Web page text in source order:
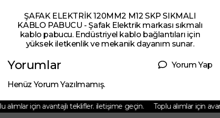
ŞAFAK ELEKTRİK 120MM2 M12 SKP SIKMALI
KABLO PABUCU - Şafak Elektrik markası sıkmalı
kablo pabucu. Endüstriyel kablo bağlantıları için
yüksek iletkenlik ve mekanik dayanım sunar.
Yorumlar Yorum Yap
Henüz Yorum Yazılmamış.
alımlar için avantajlı teklifler. iletişime geçin. Toplu alımlar için